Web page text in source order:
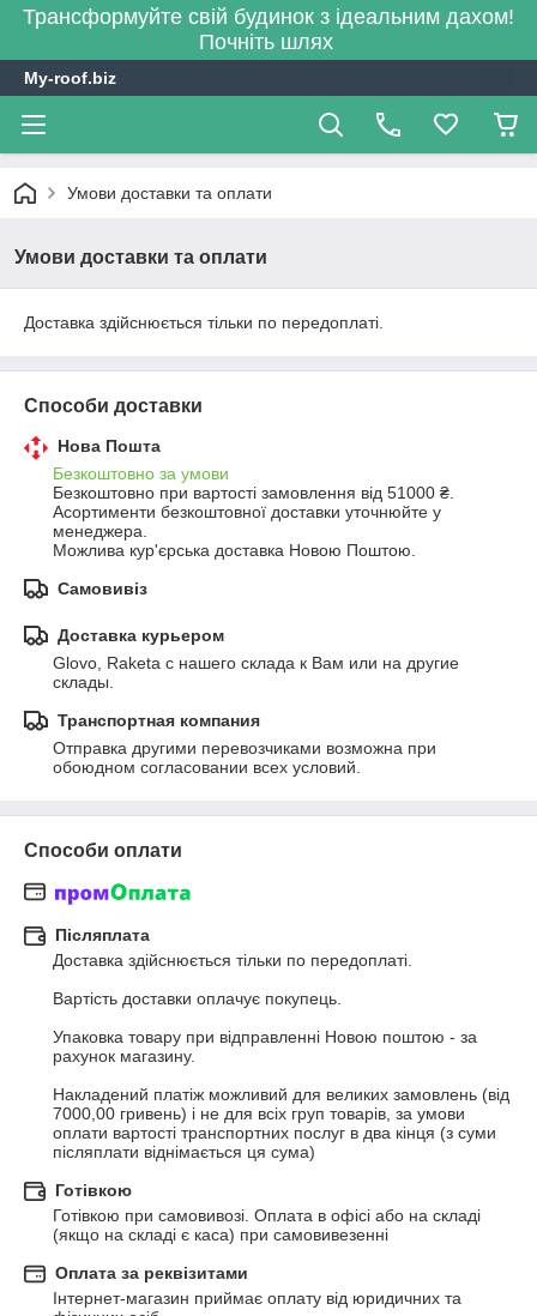
Трансформуйте свій будинок з ідеальним дахом!
Почніть шлях
My-roof.biz
Умови доставки та оплати
Умови доставки та оплати
Доставка здійснюється тільки по передоплаті.
Способи доставки
Нова Пошта
Безкоштовно за умови
Безкоштовно при вартості замовлення від 51000 ₴.
Асортименти безкоштовної доставки уточнюйте у
менеджера.
Можлива кур'єрська доставка Новою Поштою.
Самовивіз
Доставка курьером
Glovo, Raketa с нашего склада к Вам или на другие
склады.
Транспортная компания
Отправка другими перевозчиками возможна при
обоюдном согласовании всех условий.
Способи оплати
Післяплата
Доставка здійснюється тільки по передоплаті.
Вартість доставки оплачує покупець.
Упаковка товару при відправленні Новою поштою - за
рахунок магазину.
Накладений платіж можливий для великих замовлень (від
7000,00 гривень) і не для всіх груп товарів, за умови
оплати вартості транспортних послуг в два кінця (з суми
післяплати віднімається ця сума)
Готівкою
Готівкою при самовивозі. Оплата в офісі або на складі
(якщо на складі є каса) при самовивезенні
Оплата за реквізитами
Інтернет-магазин приймає оплату від юридичних та